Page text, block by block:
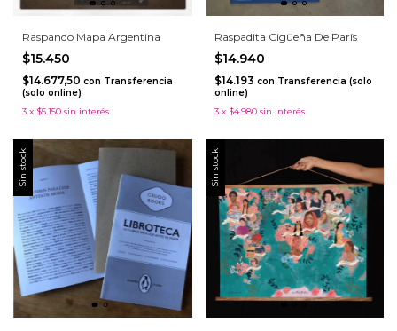
Raspando Mapa Argentina
$15.450
$14.677,50 con Transferencia
(solo online)
3 x $5.150 sin interés
Raspadita Cigüeña De París
$14.940
$14.193 con Transferencia (solo
online)
3 x $4.980 sin interés
Sin stock Sin stock